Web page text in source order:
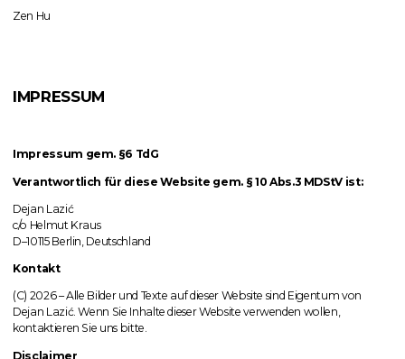
Zen Hu
IMPRESSUM
Impressum gem. §6 TdG
Verantwortlich für diese Website gem. § 10 Abs.3 MDStV ist:
Dejan Lazić
c/o Helmut Kraus
D–10115 Berlin, Deutschland
Kontakt
(C) 2026 – Alle Bilder und Texte auf dieser Website sind Eigentum von
Dejan Lazić. Wenn Sie Inhalte dieser Website verwenden wollen,
kontaktieren Sie uns bitte.
Disclaimer